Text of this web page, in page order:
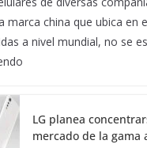
marca china que ubica en
a nivel mundial, no se
LG planea
mercado de la gama